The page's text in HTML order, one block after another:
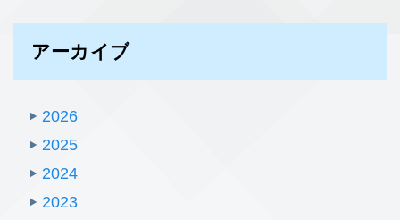
アーカイブ
2026
2025
2024
2023